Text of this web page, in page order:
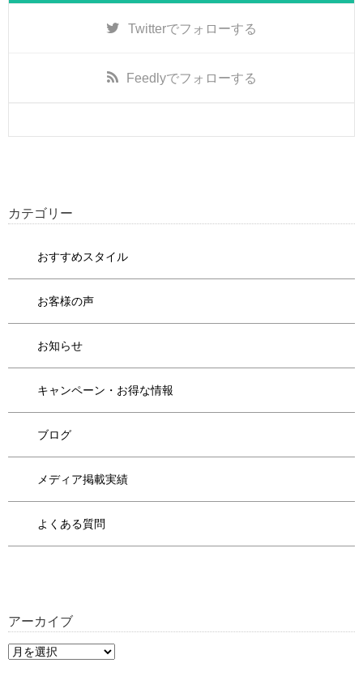
Twitterでフォローする
Feedlyでフォローする
カテゴリー
おすすめスタイル
お客様の声
お知らせ
キャンペーン・お得な情報
ブログ
メディア掲載実績
よくある質問
アーカイブ
ア